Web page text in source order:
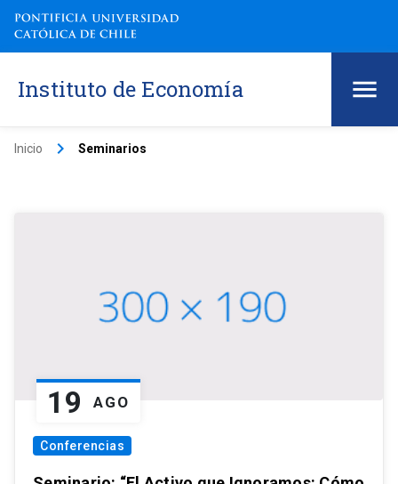
Instituto de Economía
Inicio keyboard_arrow_right Seminarios
19 AGO
Conferencias